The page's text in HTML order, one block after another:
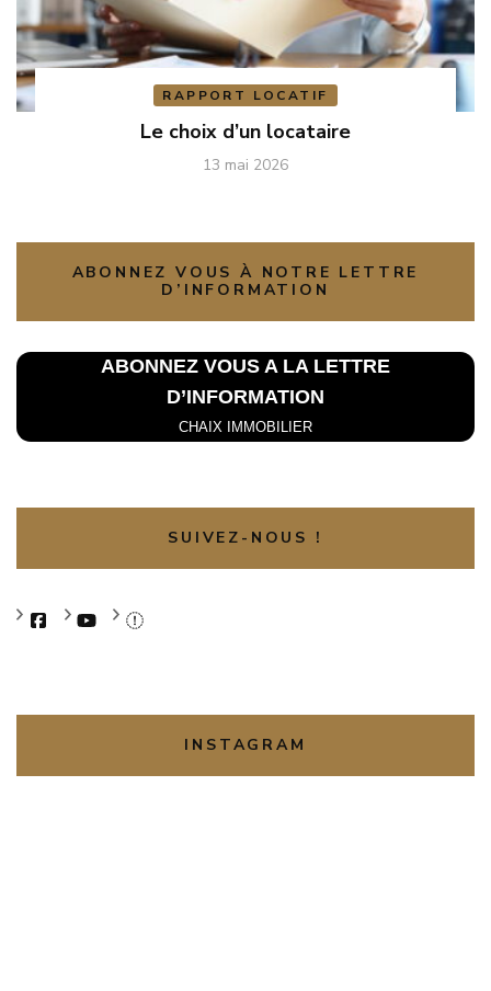
RAPPORT LOCATIF
Le choix d’un locataire
13 mai 2026
ABONNEZ VOUS À NOTRE LETTRE
D’INFORMATION
ABONNEZ VOUS A LA LETTRE
D’INFORMATION
CHAIX IMMOBILIER
SUIVEZ-NOUS !
INSTAGRAM